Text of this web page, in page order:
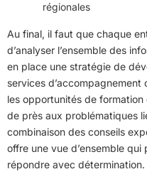
régionales
Au final, il faut que chaque
d’analyser l’ensemble des
en place une stratégie de
services
les opportunités de formation
de près aux problématiques
combinaison des conseils
offre une vue d’ensemble qui
répondre avec